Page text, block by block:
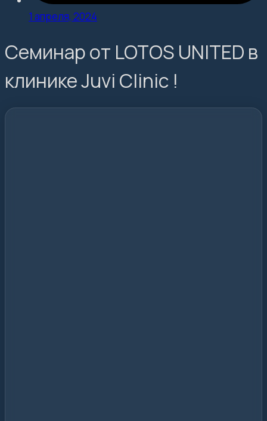
1 апреля, 2024
Семинар от LOTOS UNITED в
клинике Juvi Clinic !